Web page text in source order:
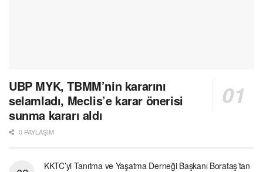
UBP MYK, TBMM’nin kararını
selamladı, Meclis’e karar önerisi
sunma kararı aldı
0 PAYLAŞIM
KKTC’yi Tanıtma ve Yaşatma Derneği Başkanı Borataş’tan